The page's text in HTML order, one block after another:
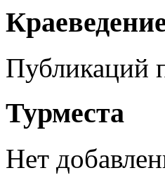
Публикаций
Турместа
Нет